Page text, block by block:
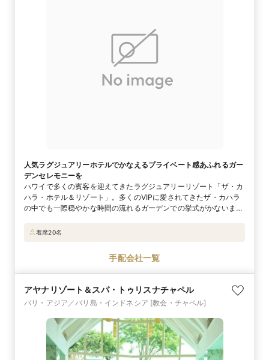
人気ラグジュアリーホテルでかなえるプライベート感あふれるガー
デンセレモニーを
ハワイで多くの賓客を迎えてきたラグジュアリーリゾート「ザ・カ
ハラ・ホテル＆リゾート」。多くのVIPに愛されてきたザ・カハラ
の中でも一際穏やかな時間の流れるガーデンでの挙式がかないま
特別な場所のようなプライベート感満載。ハワイならではの美しい
ラックスした時間を過ごせる「プルメリア・ビーチ・ハウス」など
でパーティも可能です。
着席20名
手配会社一覧
アヤナリゾート＆スパ・トゥリスナチャペル
バリ・アジア／バリ島・インドネシア [教会・チャペル]